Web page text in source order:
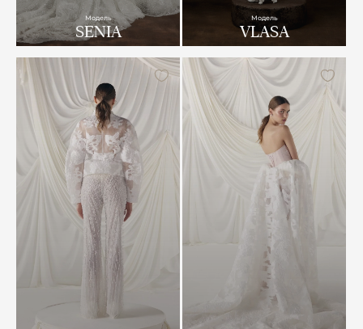
Модель
SENIA
Модель
VLASA